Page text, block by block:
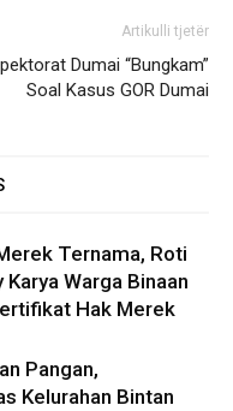
Artikulli tjetër
Dumai “Bungkam”
Soal Kasus GOR Dumai
Ternama, Roti
Warga Binaan
Hak Merek
Pangan,
Kelurahan Bintan